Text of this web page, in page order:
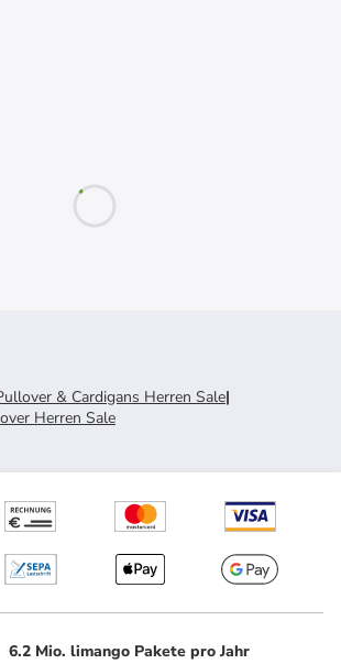
& Cardigans Herren Sale|
Herren Sale
6.2 Mio. limango Pakete pro Jahr